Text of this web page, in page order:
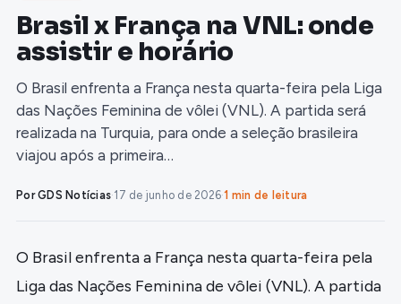
Brasil x França na VNL: onde
assistir e horário
O Brasil enfrenta a França nesta quarta-feira pela Liga
das Nações Feminina de vôlei (VNL). A partida será
realizada na Turquia, para onde a seleção brasileira
viajou após a primeira…
Por GDS Notícias·17 de junho de 2026·1 min de leitura
O Brasil enfrenta a França nesta quarta-feira pela
Liga das Nações Feminina de vôlei (VNL). A partida